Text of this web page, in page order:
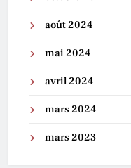
août 2024
mai 2024
avril 2024
mars 2024
mars 2023